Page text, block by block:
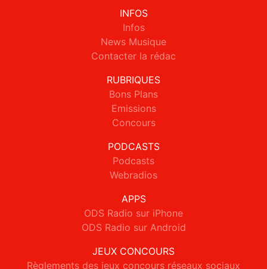
INFOS
Infos
News Musique
Contacter la rédac
RUBRIQUES
Bons Plans
Emissions
Concours
PODCASTS
Podcasts
Webradios
APPS
ODS Radio sur iPhone
ODS Radio sur Android
JEUX CONCOURS
Règlements des jeux concours réseaux sociaux